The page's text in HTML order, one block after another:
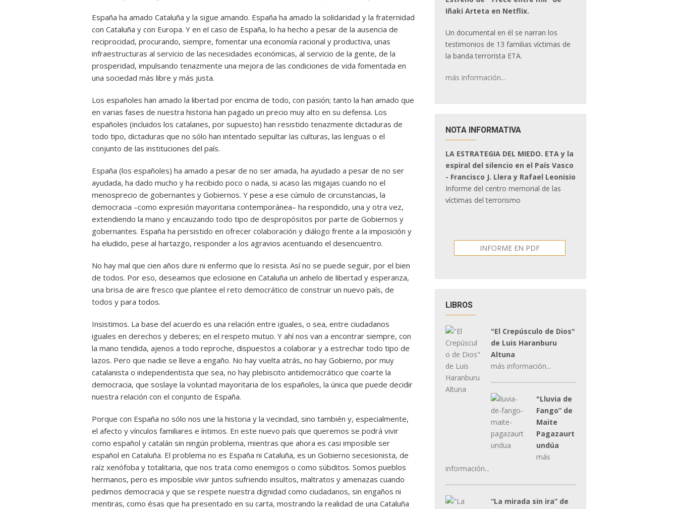
España ha amado Cataluña y la sigue amando. España ha amado la solidaridad y la fraternidad
con Cataluña y con Europa. Y en el caso de España, lo ha hecho a pesar de la ausencia de
reciprocidad, procurando, siempre, fomentar una economía racional y productiva, unas
infraestructuras al servicio de las necesidades económicas, al servicio de la gente, de la
prosperidad, impulsando tenazmente una mejora de las condiciones de vida fomentada en
una sociedad más libre y más justa.
Los españoles han amado la libertad por encima de todo, con pasión; tanto la han amado que
en varias fases de nuestra historia han pagado un precio muy alto en su defensa. Los
españoles (incluidos los catalanes, por supuesto) han resistido tenazmente dictaduras de
todo tipo, dictaduras que no sólo han intentado sepultar las culturas, las lenguas o el
conjunto de las instituciones del país.
España (los españoles) ha amado a pesar de no ser amada, ha ayudado a pesar de no ser
ayudada, ha dado mucho y ha recibido poco o nada, si acaso las migajas cuando no el
menosprecio de gobernantes y Gobiernos. Y pese a ese cúmulo de circunstancias, la
democracia –como expresión mayoritaria contemporánea– ha respondido, una y otra vez,
extendiendo la mano y encauzando todo tipo de despropósitos por parte de Gobiernos y
gobernantes. España ha persistido en ofrecer colaboración y diálogo frente a la imposición y
ha eludido, pese al hartazgo, responder a los agravios acentuando el desencuentro.
No hay mal que cien años dure ni enfermo que lo resista. Así no se puede seguir, por el bien
de todos. Por eso, deseamos que eclosione en Cataluña un anhelo de libertad y esperanza,
una brisa de aire fresco que plantee el reto democrático de construir un nuevo país, de
todos y para todos.
Insistimos. La base del acuerdo es una relación entre iguales, o sea, entre ciudadanos
iguales en derechos y deberes; en el respeto mutuo. Y ahí nos van a encontrar siempre, con
la mano tendida, ajenos a todo reproche, dispuestos a colaborar y a estrechar todo tipo de
lazos. Pero que nadie se lleve a engaño. No hay vuelta atrás, no hay Gobierno, por muy
catalanista o independentista que sea, no hay plebiscito antidemocrático que coarte la
democracia, que soslaye la voluntad mayoritaria de los españoles, la única que puede decidir
nuestra relación con el conjunto de España.
Porque con España no sólo nos une la historia y la vecindad, sino también y, especialmente,
el afecto y vínculos familiares e íntimos. En este nuevo país que queremos se podrá vivir
como español y catalán sin ningún problema, mientras que ahora es casi imposible ser
español en Cataluña. El problema no es España ni Cataluña, es un Gobierno secesionista, de
raíz xenófoba y totalitaria, que nos trata como enemigos o como súbditos. Somos pueblos
hermanos, pero es imposible vivir juntos sufriendo insultos, maltratos y amenazas cuando
pedimos democracia y que se respete nuestra dignidad como ciudadanos, sin engaños ni
mentiras, como ésas que ha presentado en su carta, mostrando la realidad de una Cataluña
Iñaki Arteta en Netflix.
Un documental en él se narran los
testimonios de 13 familias víctimas de
la banda terrorista ETA.
más información...
NOTA INFORMATIVA
LA ESTRATEGIA DEL MIEDO. ETA y la
espiral del silencio en el País Vasco
- Francisco J. Llera y Rafael Leonisio
Informe del centro memorial de las
víctimas del terrorismo
INFORME EN PDF
LIBROS
"El Crepúsculo de Dios"
de Luis Haranburu
Altuna
más información...
"Lluvia de
Fango” de
Maite
Pagazaurt
undúa
más
información...
“La mirada sin ira” de